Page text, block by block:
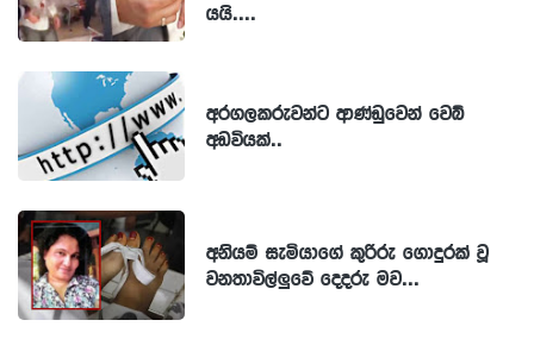
යයි....
අරගලකරුවන්ට ආණ්ඩුවෙන් වෙබ්
අඩවියක්..
අනියම් සැමියාගේ කුරිරු ගොදුරක් වූ
වනතාවිල්ලුවේ දෙදරු මව...